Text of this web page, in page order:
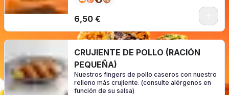
6,50 €
CRUJIENTE DE POLLO (RACIÓN
PEQUEÑA)
Nuestros fingers de pollo caseros con nuestro
relleno más crujiente. (consulte alérgenos en
función de su salsa)